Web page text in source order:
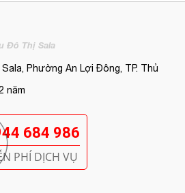
Đô Thị Sala
Phường An Lợi Đông, TP. Thủ
năm
684 986
PHÍ DỊCH VỤ